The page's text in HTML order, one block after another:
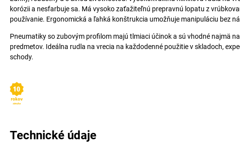
korózii a nesfarbuje sa. Má vysoko zaťažiteľnú prepravnú lopatu z
používanie. Ergonomická a ľahká konštrukcia umožňuje manipuláciu bez
Pneumatiky so zubovým profilom majú tlmiaci účinok a sú vhodné najmä
predmetov. Ideálna rudla na vrecia na každodenné použitie v skladoch,
schody.
Technické údaje